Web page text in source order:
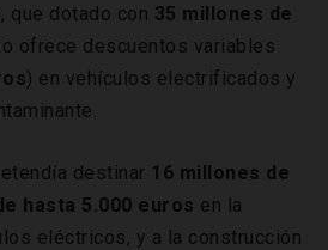
que dotado con 35 millones de
ofrece descuentos variables
) en vehículos electrificados y
destinar 16 millones de
hasta 5.000 euros en la
eléctricos, y a la construcción